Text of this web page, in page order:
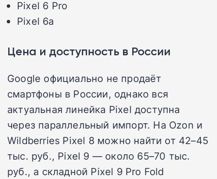
Pixel 6 Pro
Pixel 6a
Цена и доступность в России
Google официально не продаёт
смартфоны в России, однако вся
актуальная линейка Pixel доступна
через параллельный импорт. На Ozon и
Wildberries Pixel 8 можно найти от 42–45
тыс. руб., Pixel 9 — около 65–70 тыс.
руб., а складной Pixel 9 Pro Fold